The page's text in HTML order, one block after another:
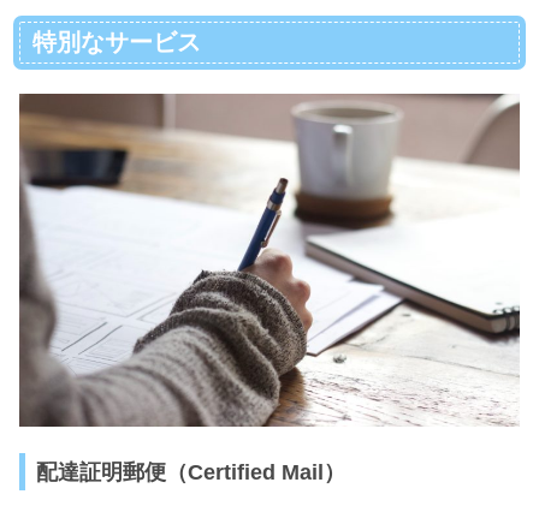
特別なサービス
配達証明郵便（Certified Mail）